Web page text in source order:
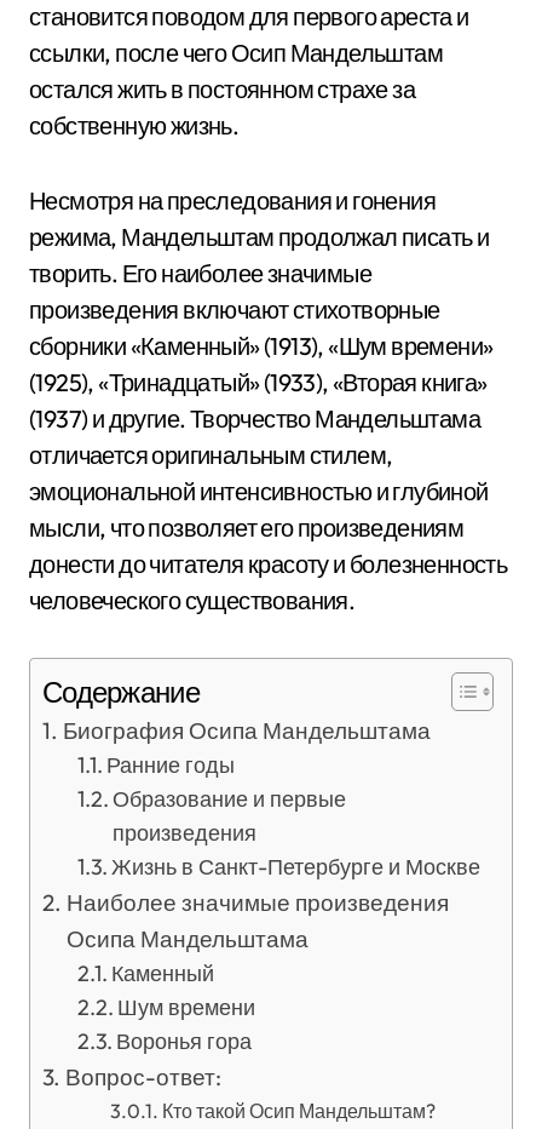
становится поводом для первого ареста и
ссылки, после чего Осип Мандельштам
остался жить в постоянном страхе за
собственную жизнь.
Несмотря на преследования и гонения
режима, Мандельштам продолжал писать и
творить. Его наиболее значимые
произведения включают стихотворные
сборники «Каменный» (1913), «Шум времени»
(1925), «Тринадцатый» (1933), «Вторая книга»
(1937) и другие. Творчество Мандельштама
отличается оригинальным стилем,
эмоциональной интенсивностью и глубиной
мысли, что позволяет его произведениям
донести до читателя красоту и болезненность
человеческого существования.
Содержание
Биография Осипа Мандельштама
Ранние годы
Образование и первые
произведения
Жизнь в Санкт-Петербурге и Москве
Наиболее значимые произведения
Осипа Мандельштама
Каменный
Шум времени
Воронья гора
Вопрос-ответ:
Кто такой Осип Мандельштам?